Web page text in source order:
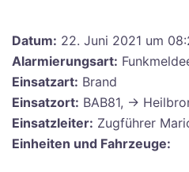
Datum: 22. Juni 2021 um
Alarmierungsart:
Einsatzart: Brand
Einsatzort: BAB81, ->
Einsatzleiter: Zugführer
Einheiten und Fahrzeuge: